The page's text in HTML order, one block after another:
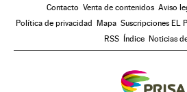
Contacto Venta de contenidos Aviso
Política de privacidad
Mapa Suscripciones EL
RSS
Índice Noticias